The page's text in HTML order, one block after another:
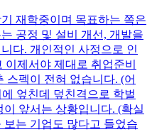
재학중이며 목표하는 쪽은
공정 및 설비 개선, 개발을
다. 개인적인 사정으로 인
제서야 제대로 취업준비
스펙이 전혀 없습니다. (어
엎친데 덮친격으로 학벌
앞서는 상황입니다. (확실
는 기업도 많다고 들었습